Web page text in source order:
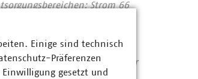
Strom 66
45 Prozent. Die
seit 1990 rund 78 Prozent
Immer mehr
investieren pro Jahr über
den
Einige sind technisch
Präferenzen
gesetzt und